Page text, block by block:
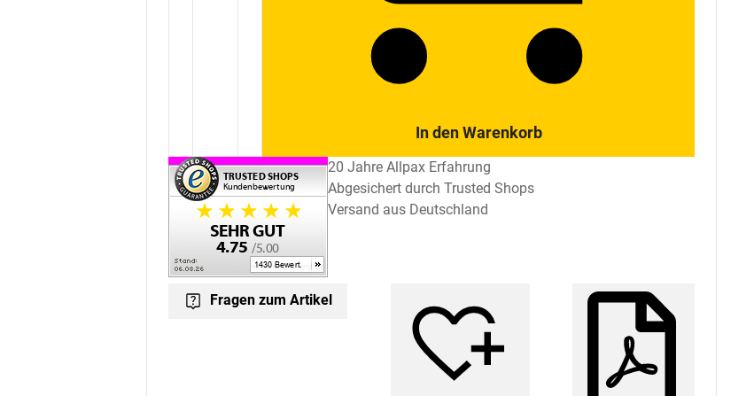
In den Warenkorb
20 Jahre Allpax Erfahrung
Abgesichert durch Trusted Shops
Versand aus Deutschland
Fragen zum Artikel